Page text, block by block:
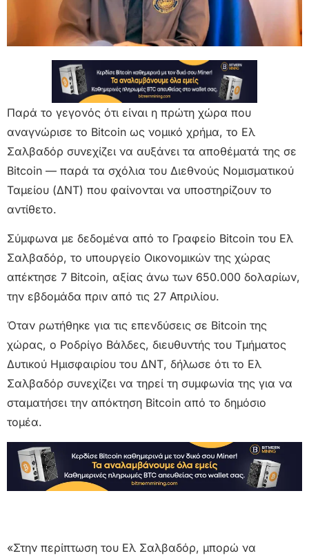
Παρά το γεγονός ότι είναι η πρώτη χώρα που
αναγνώρισε το Bitcoin ως νομικό χρήμα, το Ελ
Σαλβαδόρ συνεχίζει να αυξάνει τα αποθέματά της σε
Bitcoin — παρά τα σχόλια του Διεθνούς Νομισματικού
Ταμείου (ΔΝΤ) που φαίνονται να υποστηρίζουν το
αντίθετο.
Σύμφωνα με δεδομένα από το Γραφείο Bitcoin του Ελ
Σαλβαδόρ, το υπουργείο Οικονομικών της χώρας
απέκτησε 7 Bitcoin, αξίας άνω των 650.000 δολαρίων,
την εβδομάδα πριν από τις 27 Απριλίου.
Όταν ρωτήθηκε για τις επενδύσεις σε Bitcoin της
χώρας, ο Ροδρίγο Βάλδες, διευθυντής του Τμήματος
Δυτικού Ημισφαιρίου του ΔΝΤ, δήλωσε ότι το Ελ
Σαλβαδόρ συνεχίζει να τηρεί τη συμφωνία της για να
σταματήσει την απόκτηση Bitcoin από το δημόσιο
τομέα.
«Στην περίπτωση του Ελ Σαλβαδόρ, μπορώ να